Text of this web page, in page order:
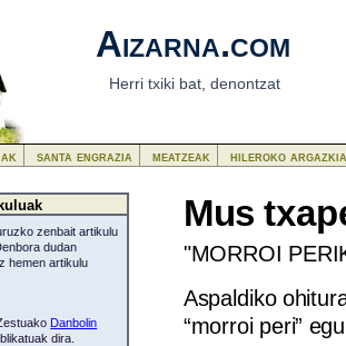
Aizarna.com
Herri txiki bat, denontzat
Mus
"MORROI
Aspaldiko
“morroi peri”
zenbait artikulu
dudan
hemen artikulu
Danbolin
dira.
santa engrazia meatzeak hileroko